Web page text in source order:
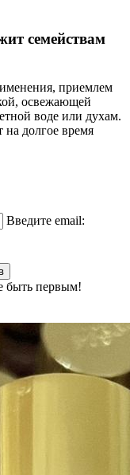
семействам
приемлем
освежающей
воде или духам.
на долгое время
Введите email:
быть первым!